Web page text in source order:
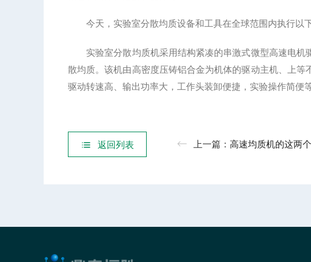
今天，实验室分散均质设备和工具在全球范围内执行以
实验室分散均质机采用结构紧凑的串激式微型高速电机
散均质。该机由高密度压铸铝合金为机体的驱动主机、上
驱动转速高、输出功率大，工作头装卸便捷，实验操作简便等
返回列表 上一篇： 高速均质机的这两个小故障你一定